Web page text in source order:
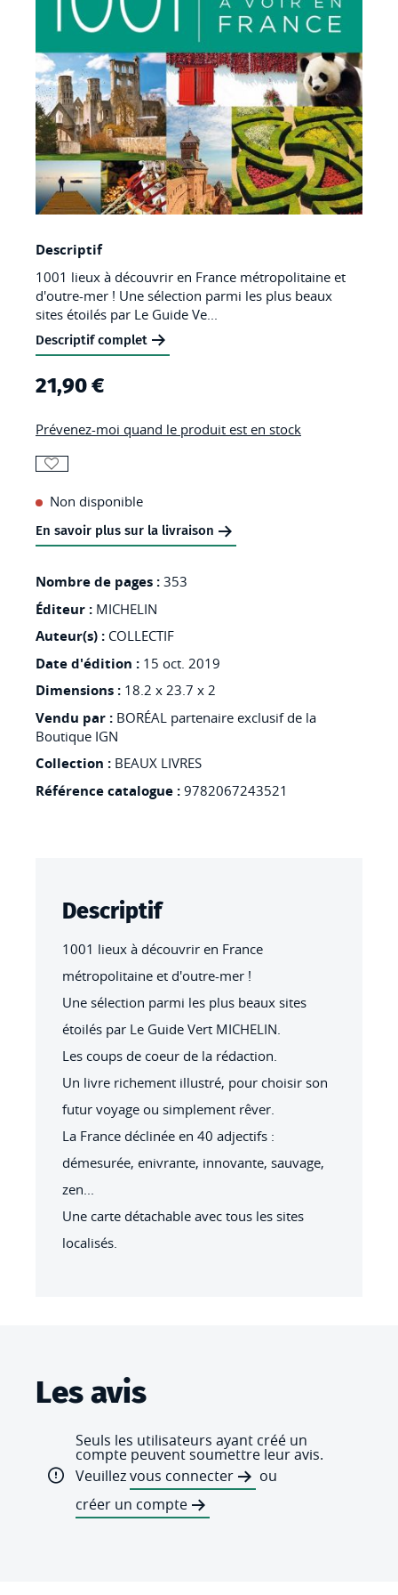
to
the
beginning
of
the
images
Descriptif
1001 lieux à découvrir en France métropolitaine et
d'outre-mer ! Une sélection parmi les plus beaux
sites étoilés par Le Guide Ve...
Descriptif complet
21,90 €
Prévenez-moi quand le produit est en stock
AJOUTER
À
MA
D’ENVIES
:
1001
SITES
A
VOIR
EN
FRANCE
Non disponible
En savoir plus sur la livraison
Nombre de pages : 353
Éditeur : MICHELIN
Auteur(s) : COLLECTIF
Date d'édition : 15 oct. 2019
Dimensions : 18.2 x 23.7 x 2
Vendu par : BORÉAL partenaire exclusif de la
Boutique IGN
Collection : BEAUX LIVRES
Référence catalogue : 9782067243521
Descriptif
1001 lieux à découvrir en France
métropolitaine et d'outre-mer !
Une sélection parmi les plus beaux sites
étoilés par Le Guide Vert MICHELIN.
Les coups de coeur de la rédaction.
Un livre richement illustré, pour choisir son
futur voyage ou simplement rêver.
La France déclinée en 40 adjectifs :
démesurée, enivrante, innovante, sauvage,
zen...
Une carte détachable avec tous les sites
localisés.
Les avis
Seuls les utilisateurs ayant créé un
compte peuvent soumettre leur avis.
Veuillezvous connecter
ou
créer un compte